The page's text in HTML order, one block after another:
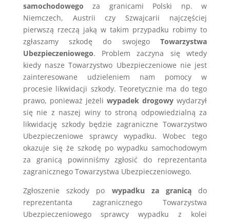
samochodowego za granicami Polski np. w
Niemczech, Austrii czy Szwajcarii najczęściej
pierwszą rzeczą jaką w takim przypadku robimy to
zgłaszamy szkodę do swojegoTowarzystwa
Ubezpieczeniowego. Problem zaczyna się wtedy
kiedy nasze Towarzystwo Ubezpieczeniowe nie jest
zainteresowane udzieleniem nam pomocy w
procesie likwidacji szkody. Teoretycznie ma do tego
prawo, ponieważ jeżeliwypadek drogowy wydarzył
się nie z naszej winy to stroną odpowiedzialną za
likwidację szkody będzie zagraniczne Towarzystwo
Ubezpieczeniowe sprawcy wypadku. Wobec tego
okazuje się że szkodę po wypadku samochodowym
za granicą powinniśmy zgłosić do reprezentanta
zagranicznego Towarzystwa Ubezpieczeniowego.
Zgłoszenie szkody po wypadku za granicądo
reprezentanta zagranicznego Towarzystwa
Ubezpieczeniowego sprawcy wypadku z kolei